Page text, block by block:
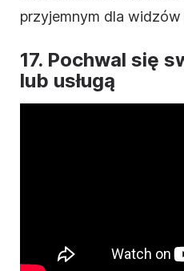
przyjemnym dla widzów
17. Pochwal się
lub usługą